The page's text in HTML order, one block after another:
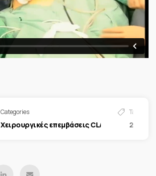
Categories
Χειρουργικές επεμβάσεις CLASS
Tags
2019